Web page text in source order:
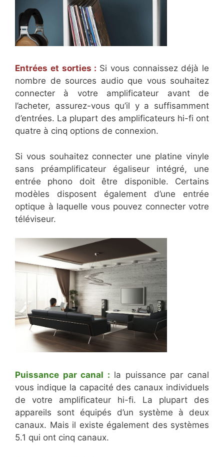
Entrées et sorties : Si vous connaissez déjà le
nombre de sources audio que vous souhaitez
connecter à votre amplificateur avant de
l’acheter, assurez-vous qu’il y a suffisamment
d’entrées. La plupart des amplificateurs hi-fi ont
quatre à cinq options de connexion.
Si vous souhaitez connecter une platine vinyle
sans préamplificateur égaliseur intégré, une
entrée phono doit être disponible. Certains
modèles disposent également d’une entrée
optique à laquelle vous pouvez connecter votre
téléviseur.
Puissance par canal : la puissance par canal
vous indique la capacité des canaux individuels
de votre amplificateur hi-fi. La plupart des
appareils sont équipés d’un système à deux
canaux. Mais il existe également des systèmes
5.1 qui ont cinq canaux.